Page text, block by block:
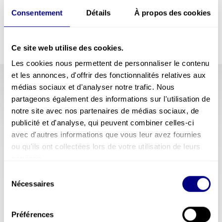
Consentement Détails À propos des cookies
Ce site web utilise des cookies.
Les cookies nous permettent de personnaliser le contenu
et les annonces, d'offrir des fonctionnalités relatives aux
médias sociaux et d'analyser notre trafic. Nous
partageons également des informations sur l'utilisation de
notre site avec nos partenaires de médias sociaux, de
publicité et d'analyse, qui peuvent combiner celles-ci
avec d'autres informations que vous leur avez fournies
ou qu'ils ont collectées lors de votre utilisation de leurs
Nécessaires
Préférences
Apprendre à bien ranger son frigo à partir
3
Atelier Safety Food: On passe
aux fourneaux !
Rappels d’hygiène simples :
– planche à découper